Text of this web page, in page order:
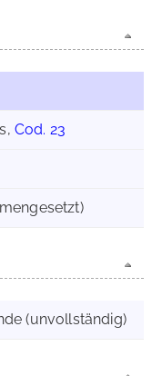
Cod. 23
(unvollständig)